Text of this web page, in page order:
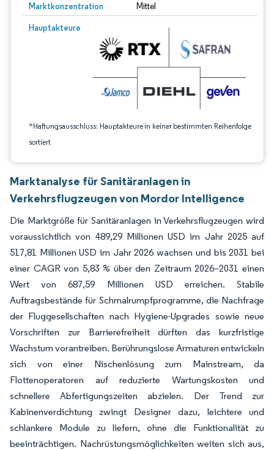
Marktkonzentration Mittel
Hauptakteure
*Haftungsausschluss: Hauptakteure in keiner bestimmten Reihenfolge
sortiert
Bild © Mordor Intelligence. Wiederverwendung erfordert Namensnennung
Marktanalyse für Sanitäranlagen in
Verkehrsflugzeugen von Mordor Intelligence
Die Marktgröße für Sanitäranlagen in Verkehrsflugzeugen wird
voraussichtlich von 489,29 Millionen USD im Jahr 2025 auf
517,81 Millionen USD im Jahr 2026 wachsen und bis 2031 bei
einer CAGR von 5,83 % über den Zeitraum 2026–2031 einen
Wert von 687,59 Millionen USD erreichen. Stabile
Auftragsbestände für Schmalrumpfprogramme, die Nachfrage
der Fluggesellschaften nach Hygiene-Upgrades sowie neue
Vorschriften zur Barrierefreiheit dürften das kurzfristige
Wachstum vorantreiben. Berührungslose Armaturen entwickeln
sich von einer Nischenlösung zum Mainstream, da
Flottenoperatoren auf reduzierte Wartungskosten und
schnellere Abfertigungszeiten abzielen. Der Trend zur
Kabinenverdichtung zwingt Designer dazu, leichtere und
schlankere Module zu liefern, ohne die Funktionalität zu
beeinträchtigen. Nachrüstungsmöglichkeiten weiten sich aus,